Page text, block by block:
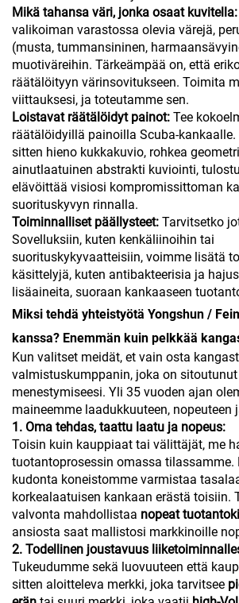
Mikä tahansa väri, jonka osaat kuvitella:
valikoiman varastossa olevia värejä,
(musta, tummansininen,
muotiväreihin. Tärkeämpää on, että
räätälöityyn värinsovitukseen. Toimita
viittauksesi, ja toteutamme sen.
Loistavat räätälöidyt painot: Tee
räätälöidyillä painoilla Scuba-
sitten hieno kukkakuvio, rohkea
ainutlaatuinen abstrakti kuviointi,
elävöittää visiosi kompromissittoman
suorituskyvyn rinnalla.
Toiminnalliset päällysteet: Tarvitsetko
Sovelluksiin, kuten kenkäliinoihin tai
suorituskykyvaatteisiin, voimme lisätä
käsittelyjä, kuten antibakteerisia ja
lisäaineita, suoraan kankaaseen
Miksi tehdä yhteistyötä Yongshun /
kanssa? Enemmän kuin pelkkää
Kun valitset meidät, et vain osta
valmistuskumppanin, joka on
menestymiseesi. Yli 35 vuoden ajan
maineemme laadukkuuteen, nopeuteen
1. Oma tehdas, taattu laatu ja nopeus:
Toisin kuin kauppiaat tai välittäjät, me
tuotantoprosessin omassa tilassamme.
kudonta koneistomme varmistaa
korkealaatuisen kankaan erästä toisiin.
valvonta mahdollistaa nopeat
ansiosta saat mallistosi markkinoille
2. Todellinen joustavuus
Tukeudumme sekä luovuuteen että
sitten aloitteleva merkki, joka tarvitsee